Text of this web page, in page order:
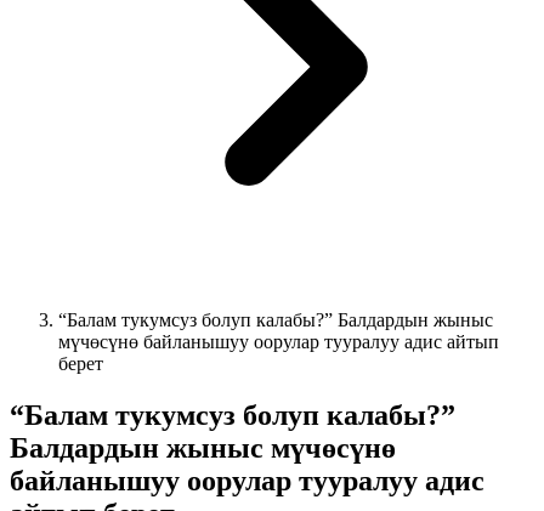
“Балам тукумсуз болуп калабы?” Балдардын жыныс
мүчөсүнө байланышуу оорулар тууралуу адис айтып
берет
“Балам тукумсуз болуп калабы?”
Балдардын жыныс мүчөсүнө
байланышуу оорулар тууралуу адис